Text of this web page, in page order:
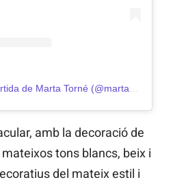
amb la decoració de
tons blancs, beix i
del mateix estil i